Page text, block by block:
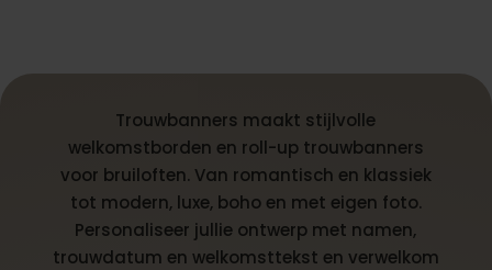
Trouwbanners maakt stijlvolle
welkomstborden en roll-up trouwbanners
voor bruiloften. Van romantisch en klassiek
tot modern, luxe, boho en met eigen foto.
Personaliseer jullie ontwerp met namen,
trouwdatum en welkomsttekst en verwelkom